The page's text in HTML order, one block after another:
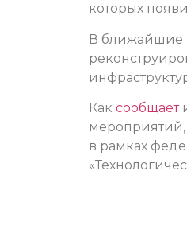
которых
В ближайшие
Как сообщает
мероприятий,
в рамках